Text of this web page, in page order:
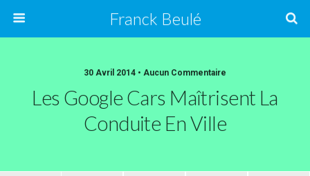
Franck Beulé
30 Avril 2014 • Aucun Commentaire
Les Google Cars Maîtrisent La
Conduite En Ville